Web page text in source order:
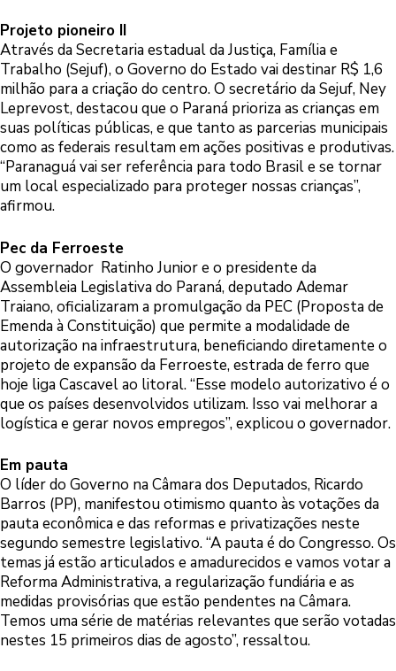
Projeto pioneiro II
Através da Secretaria estadual da Justiça, Família e
Trabalho (Sejuf), o Governo do Estado vai destinar R$ 1,6
milhão para a criação do centro. O secretário da Sejuf, Ney
Leprevost, destacou que o Paraná prioriza as crianças em
suas políticas públicas, e que tanto as parcerias municipais
como as federais resultam em ações positivas e produtivas.
“Paranaguá vai ser referência para todo Brasil e se tornar
um local especializado para proteger nossas crianças”,
afirmou.
Pec da Ferroeste
O governador Ratinho Junior e o presidente da
Assembleia Legislativa do Paraná, deputado Ademar
Traiano, oficializaram a promulgação da PEC (Proposta de
Emenda à Constituição) que permite a modalidade de
autorização na infraestrutura, beneficiando diretamente o
projeto de expansão da Ferroeste, estrada de ferro que
hoje liga Cascavel ao litoral. “Esse modelo autorizativo é o
que os países desenvolvidos utilizam. Isso vai melhorar a
logística e gerar novos empregos”, explicou o governador.
Em pauta
O líder do Governo na Câmara dos Deputados, Ricardo
Barros (PP), manifestou otimismo quanto às votações da
pauta econômica e das reformas e privatizações neste
segundo semestre legislativo. “A pauta é do Congresso. Os
temas já estão articulados e amadurecidos e vamos votar a
Reforma Administrativa, a regularização fundiária e as
medidas provisórias que estão pendentes na Câmara.
Temos uma série de matérias relevantes que serão votadas
nestes 15 primeiros dias de agosto”, ressaltou.